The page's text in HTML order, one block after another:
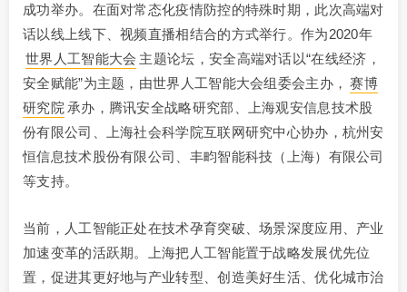
成功举办。在面对常态化疫情防控的特殊时期，此次高端对
话以线上线下、视频直播相结合的方式举行。作为2020年
世界人工智能大会 主题论坛，安全高端对话以“在线经济，
安全赋能”为主题，由世界人工智能大会组委会主办， 赛博
研究院 承办，腾讯安全战略研究部、上海观安信息技术股
份有限公司、上海社会科学院互联网研究中心协办，杭州安
恒信息技术股份有限公司、丰畇智能科技（上海）有限公司
等支持。
当前，人工智能正处在技术孕育突破、场景深度应用、产业
加速变革的活跃期。上海把人工智能置于战略发展优先位
置，促进其更好地与产业转型、创造美好生活、优化城市治